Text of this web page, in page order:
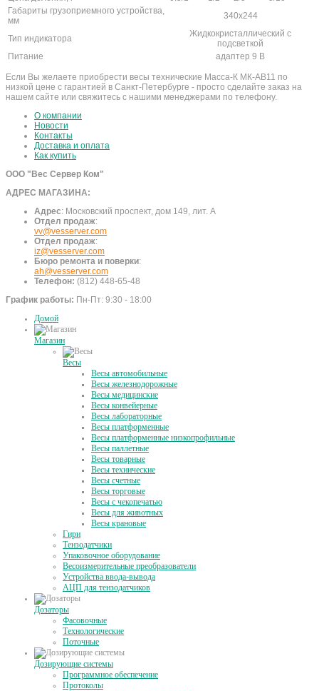
Габариты грузоприемного устройства,
мм
340х244
Тип индикатора
Жидкокристаллический с
подсветкой
Питание
адаптер 9 В
Если Вы желаете приобрести весы технические Масса-К МК-АВ11 по
низкой цене с гарантией в Санкт-Петербурге - просто сделайте заказ на
нашем сайте или свяжитесь с нашими менеджерами по телефону.
О компании
Новости
Контакты
Доставка и оплата
Как купить
ООО "Вес Сервер Ком"
АДРЕС МАГАЗИНА:
Адрес: Московский проспект, дом 149, лит. А
Отдел продаж:
vv@vesserver.com
Отдел продаж:
iz@vesserver.com
Бюро ремонта и поверки:
ah@vesserver.com
Телефон: (812) 448-65-48
График работы: Пн-Пт: 9:30 - 18:00
Домой
Магазин
Весы
Весы автомобильные
Весы железнодорожные
Весы медицинские
Весы конвейерные
Весы лабораторные
Весы платформенные
Весы платформенные низкопрофильные
Весы паллетные
Весы товарные
Весы технические
Весы счетные
Весы торговые
Весы с чекопечатью
Весы для животных
Весы крановые
Гири
Тензодатчики
Упаковочное оборудование
Весоизмерительные преобразователи
Устройства ввода-вывода
АЦП для тензодатчиков
Дозаторы
Фасовочные
Технологические
Поточные
Дозирующие системы
Программное обеспечение
Протоколы